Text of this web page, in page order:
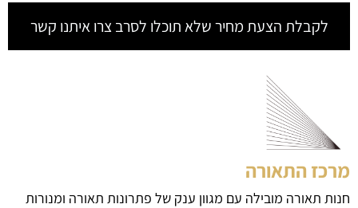
לקבלת הצעת מחיר שלא תוכלו לסרב צרו איתנו קשר
מרכז התאורה
חנות תאורה מובילה עם מגוון ענק של פתרונות תאורה ומנורות